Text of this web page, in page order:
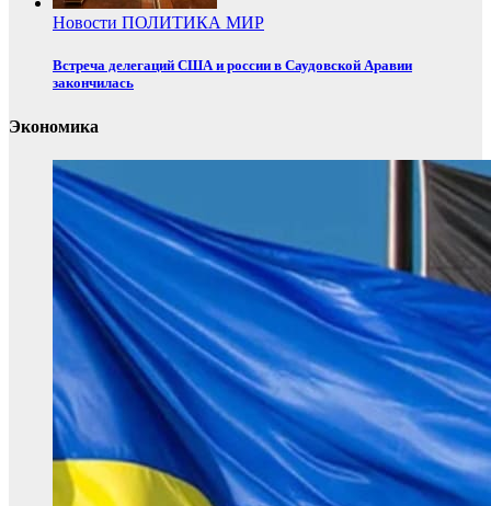
Новости ПОЛИТИКА МИР
Встреча делегаций США и россии в Саудовской Аравии
закончилась
Экономика